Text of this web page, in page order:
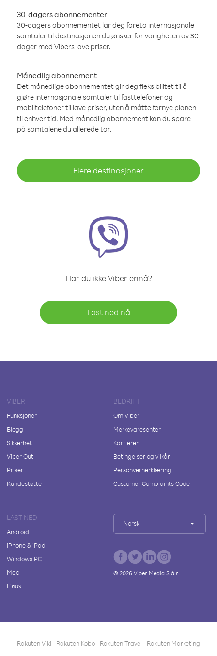
30-dagers abonnementer
30-dagers abonnementet lar deg foreta internasjonale
samtaler til destinasjonen du ønsker for varigheten av 30
dager med Vibers lave priser.
Månedlig abonnement
Det månedlige abonnementet gir deg fleksibilitet til å
gjøre internasjonale samtaler til fasttelefoner og
mobiltelefoner til lave priser, uten å måtte fornye planen
til enhver tid. Med månedlig abonnement kan du spare
på samtalene du allerede tar.
Flere destinasjoner
Har du ikke Viber ennå?
Last ned nå
VIBER
Funksjoner
Blogg
Sikkerhet
Viber Out
Priser
Kundestøtte
BEDRIFT
Om Viber
Merkevaresenter
Karrierer
Betingelser og vilkår
Personvernerklæring
Customer Complaints Code
LAST NED
Android
iPhone & iPad
Windows PC
Mac
Linux
Norsk
© 2026Viber Media S.à r.l.
Rakuten Viki Rakuten Kobo Rakuten Travel
Rakuten Marketing